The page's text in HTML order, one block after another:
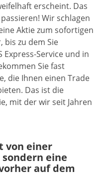
erscheint. Das
Wir schlagen
Aktie zum sofortigen
bis zu dem Sie
Express-Service und in
Sie fast
die Ihnen einen Trade
Das ist die
mit der wir seit Jahren
von einer
eine
auf dem